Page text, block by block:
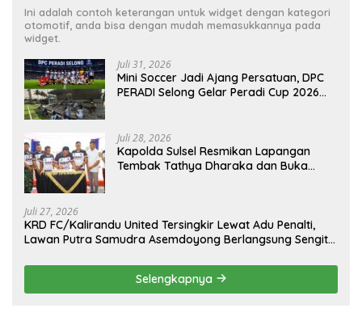
Ini adalah contoh keterangan untuk widget dengan kategori
otomotif, anda bisa dengan mudah memasukkannya pada
widget.
Juli 31, 2026
Mini Soccer Jadi Ajang Persatuan, DPC
PERADI Selong Gelar Peradi Cup 2026
Juli 28, 2026
Kapolda Sulsel Resmikan Lapangan
Tembak Tathya Dharaka dan Buka
Juli 27, 2026
KRD FC/Kalirandu United Tersingkir Lewat Adu Penalti,
Lawan Putra Samudra Asemdoyong Berlangsung Sengit
Selengkapnya